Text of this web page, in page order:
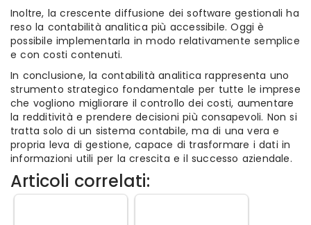
Inoltre, la crescente diffusione dei software gestionali ha
reso la contabilità analitica più accessibile. Oggi è
possibile implementarla in modo relativamente semplice
e con costi contenuti.
In conclusione, la contabilità analitica rappresenta uno
strumento strategico fondamentale per tutte le imprese
che vogliono migliorare il controllo dei costi, aumentare
la redditività e prendere decisioni più consapevoli. Non si
tratta solo di un sistema contabile, ma di una vera e
propria leva di gestione, capace di trasformare i dati in
informazioni utili per la crescita e il successo aziendale.
Articoli correlati: